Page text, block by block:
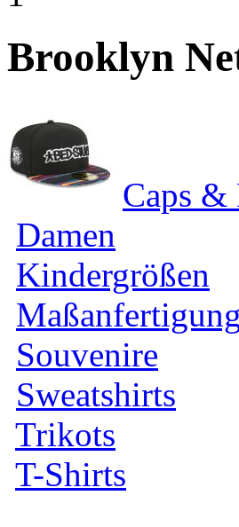
Brooklyn
Caps &
Damen
Kindergrößen
Souvenire
Sweatshirts
Trikots
T-Shirts